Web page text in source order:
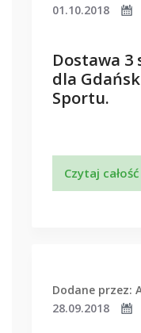
01.10.2018
Dostawa 3
dla
Sportu.
Czytaj całość
Dodane przez:
28.09.2018